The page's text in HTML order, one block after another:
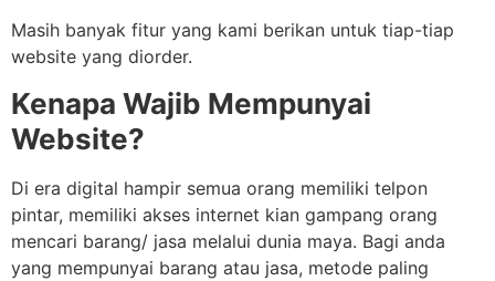
Masih banyak fitur yang kami berikan untuk tiap-tiap
website yang diorder.
Kenapa Wajib Mempunyai
Website?
Di era digital hampir semua orang memiliki telpon
pintar, memiliki akses internet kian gampang orang
mencari barang/ jasa melalui dunia maya. Bagi anda
yang mempunyai barang atau jasa, metode paling